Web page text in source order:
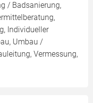
/ Badsanierung,
Individueller
Umbau /
Vermessung,